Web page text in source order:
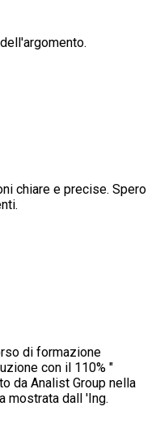
chiare e precise. Spero
di formazione
con il 110% "
da Analist Group nella
mostrata dall 'Ing.